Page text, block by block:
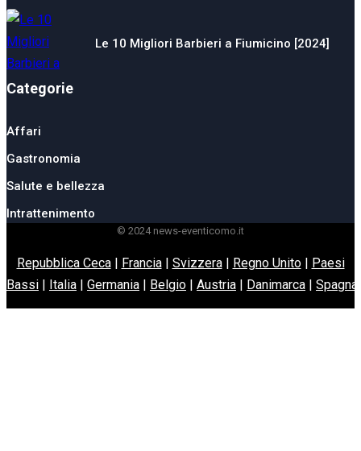
Le 10 Migliori Barbieri a Fiumicino [2024]
Categorie
Affari
Gastronomia
Salute e bellezza
Intrattenimento
© 2024 news-eventicomo.it
Repubblica Ceca| Francia| Svizzera| Regno Unito| Paesi
Bassi | Italia | Germania | Belgio | Austria | Danimarca | Spagna